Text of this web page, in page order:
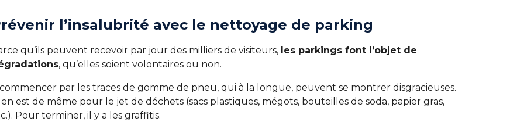
l’insalubrité avec le nettoyage de parking
qu’ils peuvent recevoir par jour des milliers de visiteurs, les parkings font l’objet de
, qu’elles soient volontaires ou non.
par les traces de gomme de pneu, qui à la longue, peuvent se montrer disgracieuses.
est de même pour le jet de déchets (sacs plastiques, mégots, bouteilles de soda, papier gras,
Pour terminer, il y a les graffitis.